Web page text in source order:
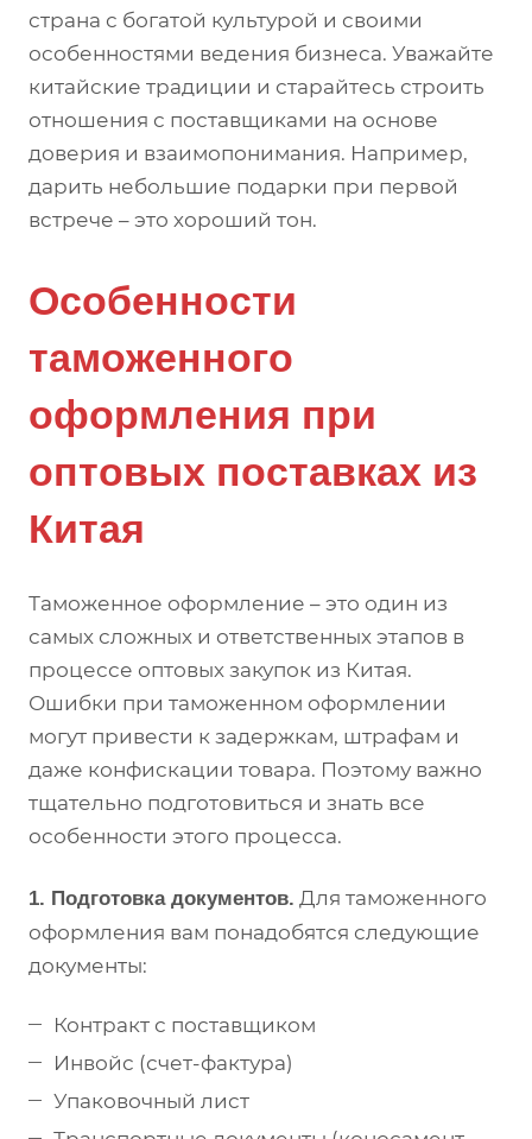
страна с богатой культурой и своими
особенностями ведения бизнеса. Уважайте
китайские традиции и старайтесь строить
отношения с поставщиками на основе
доверия и взаимопонимания. Например,
дарить небольшие подарки при первой
встрече – это хороший тон.
Особенности
таможенного
оформления при
оптовых поставках из
Китая
Таможенное оформление – это один из
самых сложных и ответственных этапов в
процессе оптовых закупок из Китая.
Ошибки при таможенном оформлении
могут привести к задержкам, штрафам и
даже конфискации товара. Поэтому важно
тщательно подготовиться и знать все
особенности этого процесса.
1. Подготовка документов. Для таможенного
оформления вам понадобятся следующие
документы:
Контракт с поставщиком
Инвойс (счет-фактура)
Упаковочный лист